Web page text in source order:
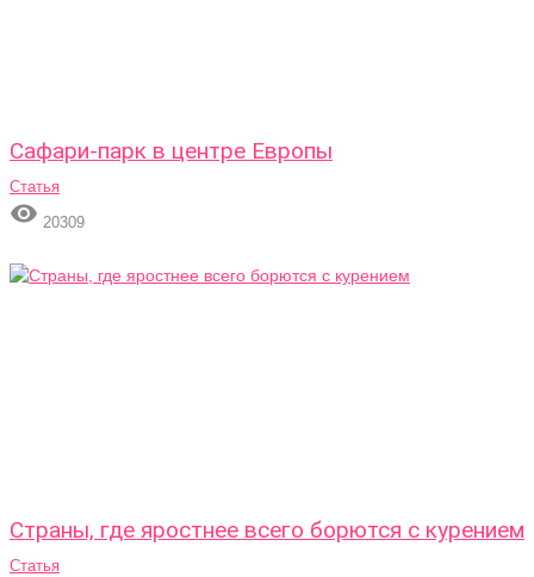
Сафари-парк в центре Европы
Статья
 20309
Страны, где яростнее всего борются с курением
Статья